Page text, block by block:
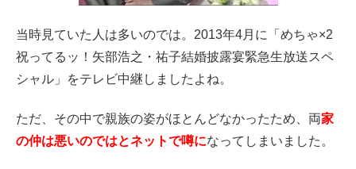
当時見ていた人は多いのでは。2013年4月に「めちゃ×2
祝ってるッ！矢部浩之・祐子結婚披露宴緊急生放送スペ
シャル」をテレビ中継しましたよね。
ただ、その中で親族の姿がほとんどなかったため、両家
の仲は悪いのではとネットで噂になってしまいました。